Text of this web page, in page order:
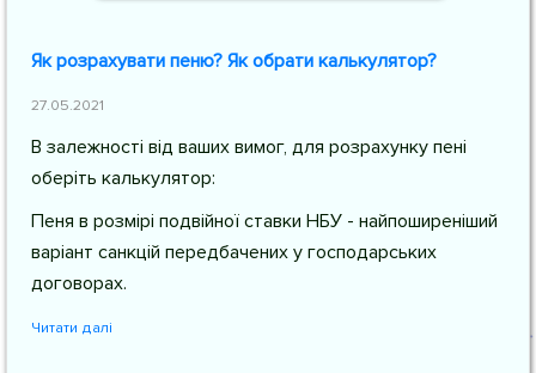
Як розрахувати пеню? Як обрати калькулятор?
27.05.2021
В залежності від ваших вимог, для розрахунку пені
оберіть калькулятор:
Пеня в розмірі подвійної ставки НБУ - найпоширеніший
варіант санкцій передбачених у господарських
договорах.
Читати далі